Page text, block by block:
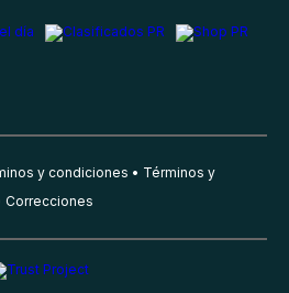
y condiciones
Términos y
Correcciones